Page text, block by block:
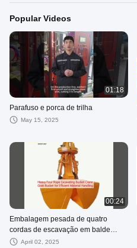
Popular Videos
01:18
Parafuso e porca de trilha
May 15, 2025
00:24
Embalagem pesada de quatro
cordas de escavação em balde
guindaste embalde para manuseio
April 02, 2025